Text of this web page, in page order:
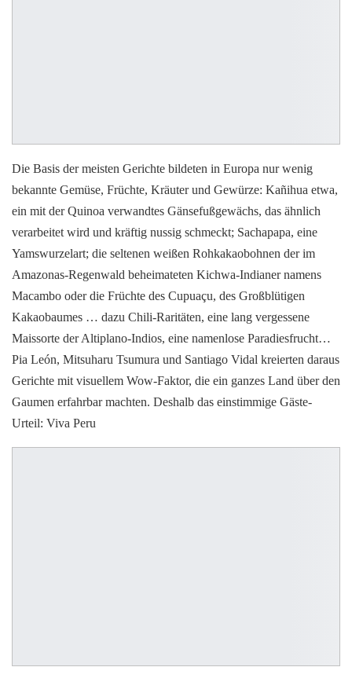
Die Basis der meisten Gerichte bildeten in Europa nur wenig
bekannte Gemüse, Früchte, Kräuter und Gewürze: Kañihua etwa,
ein mit der Quinoa verwandtes Gänsefußgewächs, das ähnlich
verarbeitet wird und kräftig nussig schmeckt; Sachapapa, eine
Yamswurzelart; die seltenen weißen Rohkakaobohnen der im
Amazonas-Regenwald beheimateten Kichwa-Indianer namens
Macambo oder die Früchte des Cupuaçu, des Großblütigen
Kakaobaumes … dazu Chili-Raritäten, eine lang vergessene
Maissorte der Altiplano-Indios, eine namenlose Paradiesfrucht…
Pia León, Mitsuharu Tsumura und Santiago Vidal kreierten daraus
Gerichte mit visuellem Wow-Faktor, die ein ganzes Land über den
Gaumen erfahrbar machten. Deshalb das einstimmige Gäste-
Urteil: Viva Peru